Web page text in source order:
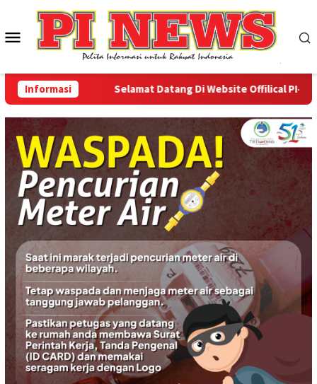
konten
Menu
Mobile
Informasi Selamat Datang Di Website Offilical PI-